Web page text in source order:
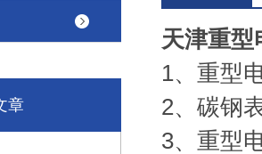
章
天津重型
1、重型
2、碳钢
3、重型